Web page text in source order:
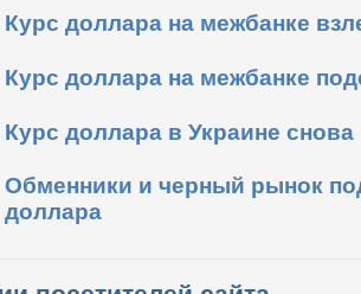
Курс доллара на межбанке
Курс доллара на межбанке
Курс доллара в Украине снова
Обменники и черный рынок
доллара